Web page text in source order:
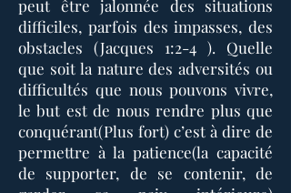
peut être jalonnée des situations
difficiles, parfois des impasses, des
obstacles (Jacques 1:2-4 ). Quelle
que soit la nature des adversités ou
difficultés que nous pouvons vivre,
le but est de nous rendre plus que
conquérant(Plus fort) c’est à dire de
permettre à la patience(la capacité
de supporter, de se contenir, de